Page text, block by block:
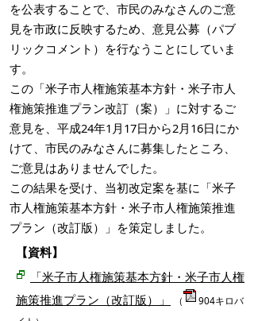
を公表することで、市民のみなさんのご意
見を市政に反映するため、意見公募（パブ
リックコメント）を行なうことにしていま
す。
この「米子市人権施策基本方針・米子市人
権施策推進プラン改訂（案）」に対するご
意見を、平成24年1月17日から2月16日にか
けて、市民のみなさんに募集したところ、
ご意見はありませんでした。
この結果を受け、当初改定案を基に「米子
市人権施策基本方針・米子市人権施策推進
プラン（改訂版）」を策定しました。
【資料】
「米子市人権施策基本方針・米子市人権
施策推進プラン（改訂版）」
（
904キロバ